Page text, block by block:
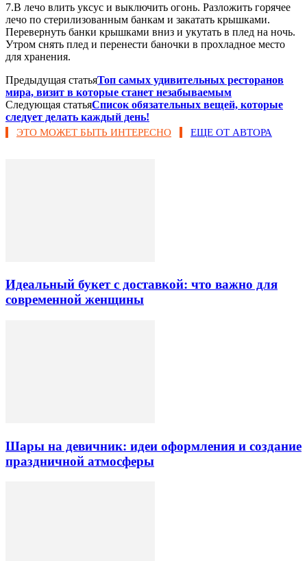
7.В лечо влить уксус и выключить огонь. Разложить горячее
лечо по стерилизованным банкам и закатать крышками.
Перевернуть банки крышками вниз и укутать в плед на ночь.
Утром снять плед и перенести баночки в прохладное место
для хранения.
Предыдущая статьяТоп самых удивительных ресторанов
мира, визит в которые станет незабываемым
Следующая статьяСписок обязательных вещей, которые
следует делать каждый день!
ЭТО МОЖЕТ БЫТЬ ИНТЕРЕСНО ЕЩЕ ОТ АВТОРА
Идеальный букет с доставкой: что важно для
современной женщины
Шары на девичник: идеи оформления и создание
праздничной атмосферы